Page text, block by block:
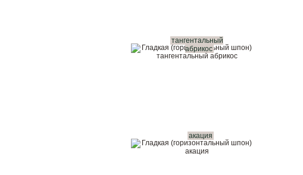
тангентальный
абрикос
акация